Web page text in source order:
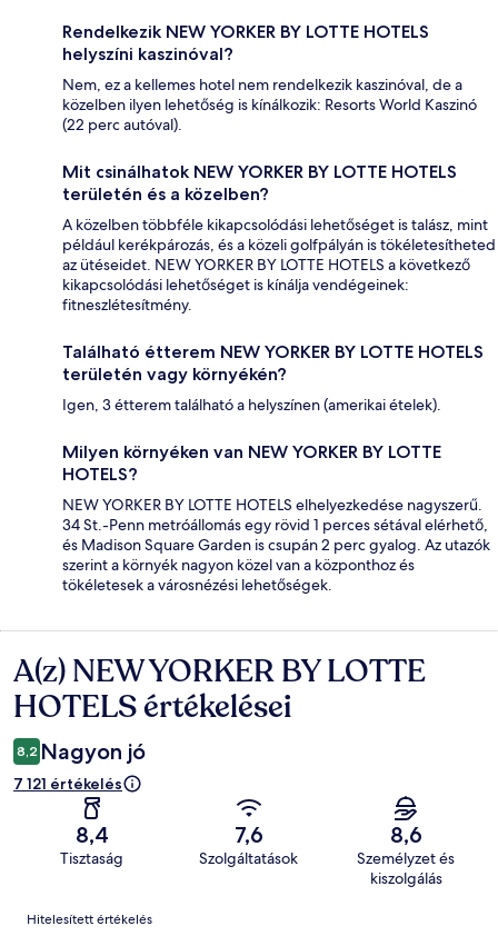
Rendelkezik NEW YORKER BY LOTTE HOTELS
helyszíni kaszinóval?
Nem, ez a kellemes hotel nem rendelkezik kaszinóval, de a
közelben ilyen lehetőség is kínálkozik: Resorts World Kaszinó
(22 perc autóval).
Mit csinálhatok NEW YORKER BY LOTTE HOTELS
területén és a közelben?
A közelben többféle kikapcsolódási lehetőséget is talász, mint
például kerékpározás, és a közeli golfpályán is tökéletesítheted
az ütéseidet. NEW YORKER BY LOTTE HOTELS a következő
kikapcsolódási lehetőséget is kínálja vendégeinek:
fitneszlétesítmény.
Található étterem NEW YORKER BY LOTTE HOTELS
területén vagy környékén?
Igen, 3 étterem található a helyszínen (amerikai ételek).
Milyen környéken van NEW YORKER BY LOTTE
HOTELS?
NEW YORKER BY LOTTE HOTELS elhelyezkedése nagyszerű.
34 St.-Penn metróállomás egy rövid 1 perces sétával elérhető,
és Madison Square Garden is csupán 2 perc gyalog. Az utazók
szerint a környék nagyon közel van a központhoz és
tökéletesek a városnézési lehetőségek.
Értékelések
A(z) NEW YORKER BY LOTTE
HOTELS értékelései
8,2 Nagyon jó
7 121 értékelés
8,4
Tisztaság
7,6
Szolgáltatások
8,6
Személyzet és
kiszolgálás
Értékelések
Hitelesített értékelés